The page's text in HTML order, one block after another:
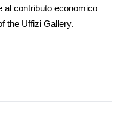
al contributo economico
the Uffizi Gallery.